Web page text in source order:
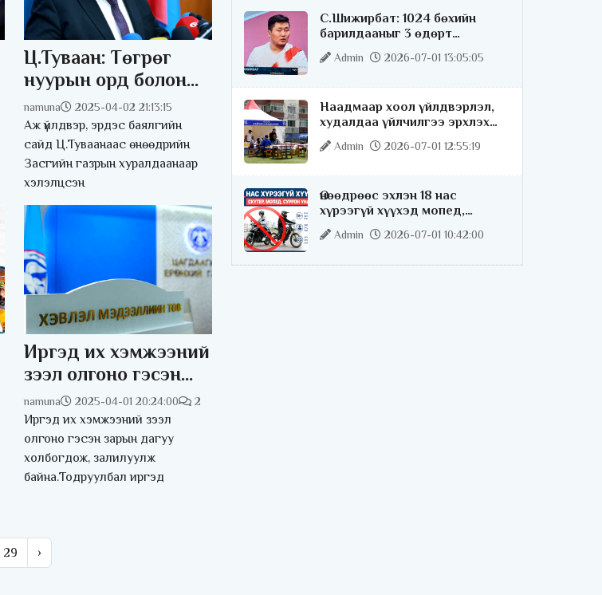
Ц.Туваан: Төгрөг
нуурын орд болон
Х.Баттулга гишүүний
асуудал хуулийн
дагуу шийдэгдэх
ёстой
namuna 2025-04-02 21:13:15
Аж үйлдвэр, эрдэс баялгийн
сайд Ц.Туваанаас өнөөдрийн
Засгийн газрын хуралдаанаар
хэлэлцсэн
Иргэд их хэмжээний
зээл олгоно гэсэн
зарын дагуу
холбогдож
залилуулж байна
namuna 2025-04-01 20:24:00 2
Иргэд их хэмжээний зээл
олгоно гэсэн зарын дагуу
холбогдож, залилуулж
байна.Тодруулбал иргэд
29 ›
С.Шижирбат: 1024 бөхийн
барилдааныг 3 өдөрт
шилжүүлбэл найраа тун
нарийн явагдана
Admin 2026-07-01 13:05:05
Наадмаар хоол үйлдвэрлэл,
худалдаа үйлчилгээ эрхлэх
хүсэлтийг license.mn сайтаар
авч байна
Admin 2026-07-01 12:55:19
Өнөөдрөөс эхлэн 18 нас
хүрээгүй хүүхэд мопед,
скүтер, суррон унахгүй
Admin 2026-07-01 10:42:00